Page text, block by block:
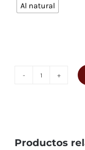
Al natural
Productos